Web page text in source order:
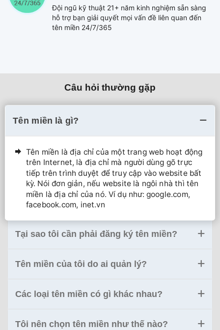
Đội ngũ kỹ thuật 21+ năm kinh nghiệm sẵn sàng
hỗ trợ bạn giải quyết mọi vấn đề liên quan đến
tên miền 24/7/365
Câu hỏi thường gặp
Tên miền là gì?
Tên miền là địa chỉ của một trang web hoạt động
trên Internet, là địa chỉ mà người dùng gõ trực
tiếp trên trình duyệt để truy cập vào website bất
kỳ. Nói đơn giản, nếu website là ngôi nhà thì tên
miền là địa chỉ của nó. Ví dụ như: google.com,
facebook.com, inet.vn
Tại sao tôi cần phải đăng ký tên miền?
Tên miền của tôi do ai quản lý?
Các loại tên miền có gì khác nhau?
Tôi nên chọn tên miền như thế nào?